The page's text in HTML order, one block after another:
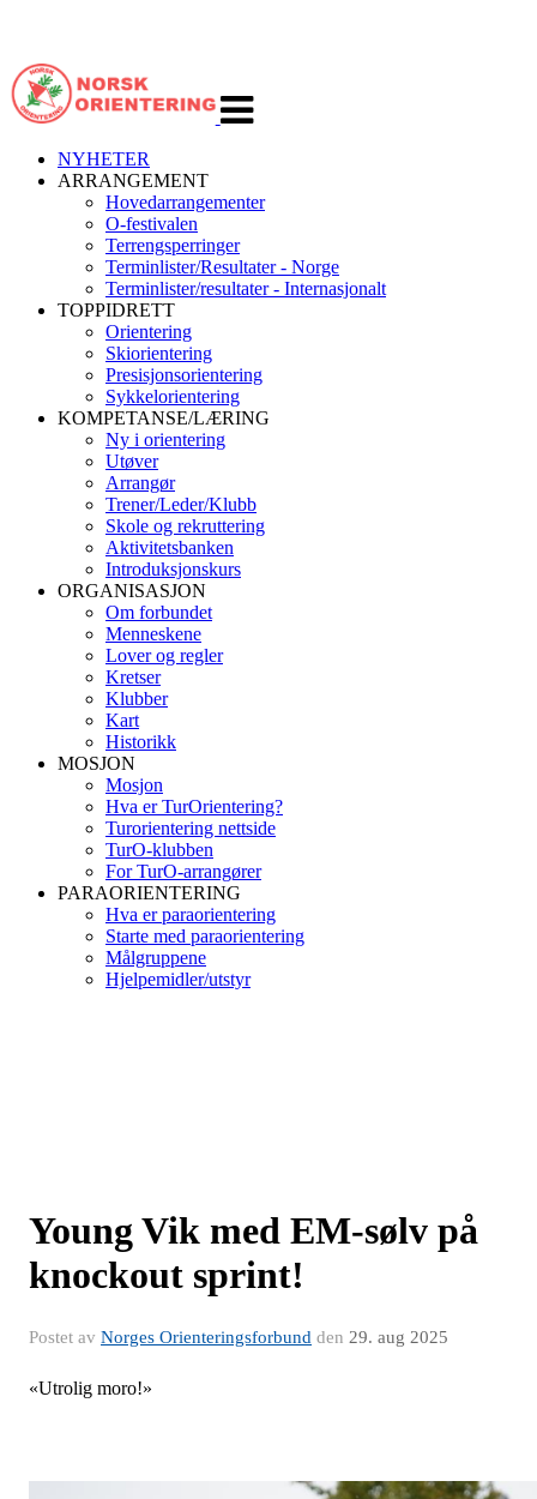
navigasjon
NYHETER
ARRANGEMENT
Hovedarrangementer
O-festivalen
Terrengsperringer
Terminlister/Resultater - Norge
Terminlister/resultater - Internasjonalt
TOPPIDRETT
Orientering
Skiorientering
Presisjonsorientering
Sykkelorientering
KOMPETANSE/LÆRING
Ny i orientering
Utøver
Arrangør
Trener/Leder/Klubb
Skole og rekruttering
Aktivitetsbanken
Introduksjonskurs
ORGANISASJON
Om forbundet
Menneskene
Lover og regler
Kretser
Klubber
Kart
Historikk
MOSJON
Mosjon
Hva er TurOrientering?
Turorientering nettside
TurO-klubben
For TurO-arrangører
PARAORIENTERING
Hva er paraorientering
Starte med paraorientering
Målgruppene
Hjelpemidler/utstyr
Young Vik med EM-sølv på
knockout sprint!
Postet av Norges Orienteringsforbund den 29. aug 2025
«Utrolig moro!»